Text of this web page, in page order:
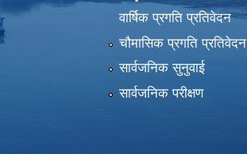
वार्षिक प्रगति प्रतिवेदन
चौमासिक प्रगति प्रतिवेदन
सार्वजनिक सुनुवाई
सार्वजनिक परीक्षण